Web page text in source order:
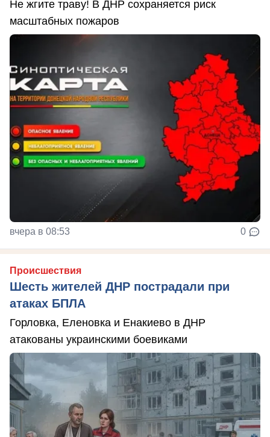
Не жгите траву! В ДНР сохраняется риск
масштабных пожаров
вчера в 08:53 0
Происшествия
Шесть жителей ДНР пострадали при
атаках БПЛА
Горловка, Еленовка и Енакиево в ДНР
атакованы украинскими боевиками